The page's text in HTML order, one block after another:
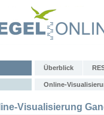
Überblick
Online-
Visualisierung